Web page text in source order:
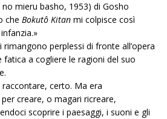
mieru basho, 1953) di Gosho
che Bokutô Kitan mi colpisce così
perplessi di fronte all’opera
a cogliere le ragioni del suo
certo. Ma era
creare, o magari ricreare,
scoprire i paesaggi, i suoni e gli